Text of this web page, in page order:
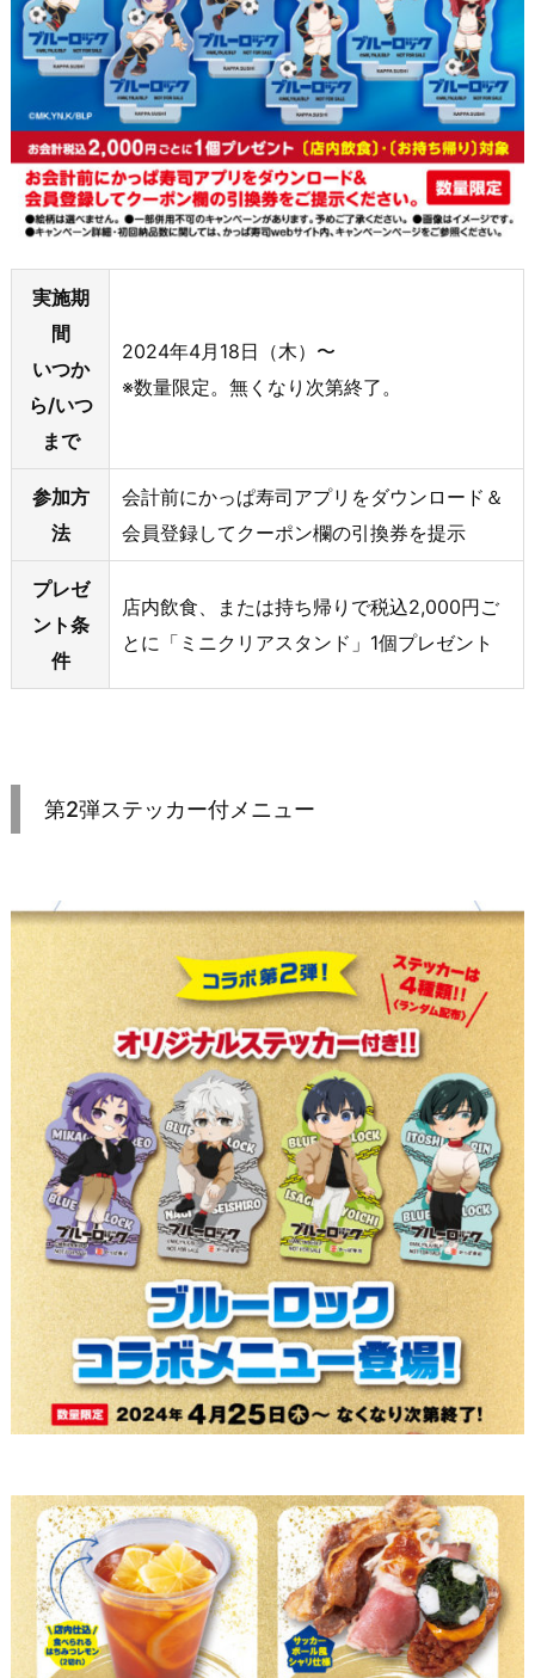
実施期
間
いつか
ら/いつ
まで
2024年4月18日（木）〜
※数量限定。無くなり次第終了。
参加方
法
会計前にかっぱ寿司アプリをダウンロード＆
会員登録してクーポン欄の引換券を提示
プレゼ
ント条
件
店内飲食、または持ち帰りで税込2,000円ご
とに「ミニクリアスタンド」1個プレゼント
第2弾ステッカー付メニュー